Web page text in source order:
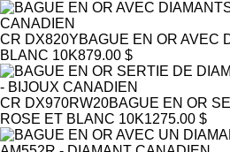
CR DX820YBAGUE EN OR AVEC
BLANC 10K879.00 $
CR DX970RW20BAGUE EN OR
ROSE ET BLANC 10K1275.00 $